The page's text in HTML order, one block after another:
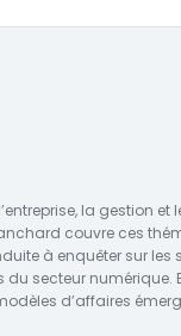
la gestion et
couvre ces
à enquêter sur les
secteur numérique.
d’affaires